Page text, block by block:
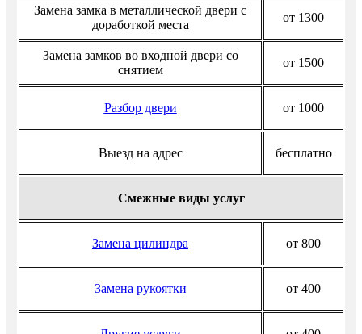
Замена замка в металлической двери с
доработкой места
от 1300
Замена замков во входной двери со
снятием
от 1500
Разбор двери от 1000
Выезд на адрес бесплатно
Смежные виды услуг
Замена цилиндра от 800
Замена рукоятки от 400